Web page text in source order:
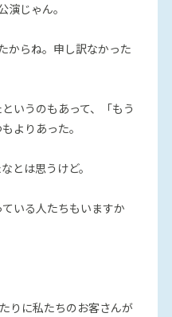
じゃん。
からね。申し訳なかった
いうのもあって、「もう
よりあった。
とは思うけど。
いる人たちもいますか
りに私たちのお客さんが